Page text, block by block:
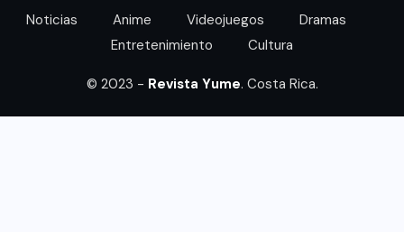
Noticias Anime Videojuegos
Dramas
Entretenimiento
Cultura
© 2023 - Revista Yume. Costa Rica.